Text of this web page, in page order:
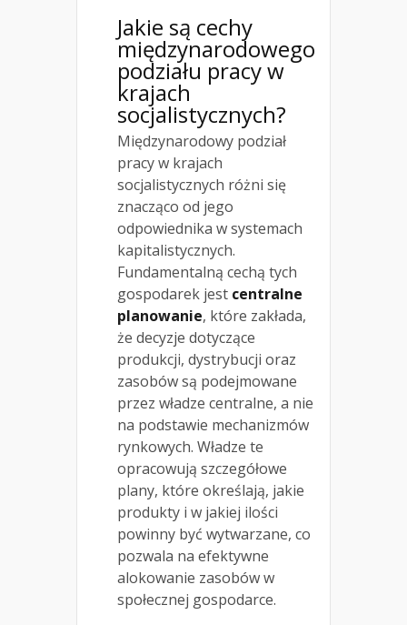
Jakie są cechy
międzynarodowego
podziału pracy w
krajach
socjalistycznych?
Międzynarodowy podział
pracy w krajach
socjalistycznych różni się
znacząco od jego
odpowiednika w systemach
kapitalistycznych.
Fundamentalną cechą tych
gospodarek jest centralne
planowanie, które zakłada,
że decyzje dotyczące
produkcji, dystrybucji oraz
zasobów są podejmowane
przez władze centralne, a nie
na podstawie mechanizmów
rynkowych. Władze te
opracowują szczegółowe
plany, które określają, jakie
produkty i w jakiej ilości
powinny być wytwarzane, co
pozwala na efektywne
alokowanie zasobów w
społecznej gospodarce.